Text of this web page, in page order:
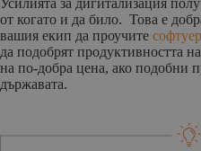
Усилията за дигитализация
от когато и да било. Това е
вашия екип да проучите
да подобрят продуктивността
на по-добра цена, ако подобни
държавата.